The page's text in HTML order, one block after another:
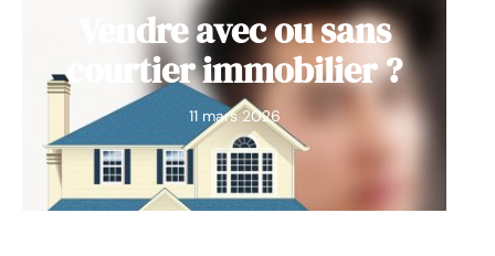
Vendre avec ou sans
courtier immobilier ?
11 mars 2026